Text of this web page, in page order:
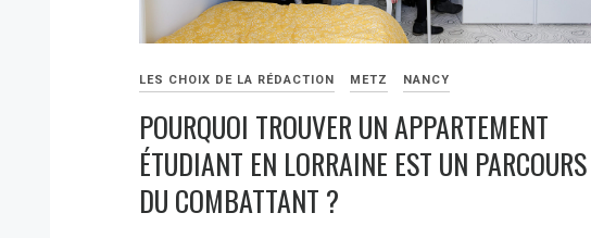
LES CHOIX DE LA RÉDACTION METZ NANCY
POURQUOI TROUVER UN APPARTEMENT
ÉTUDIANT EN LORRAINE EST UN PARCOURS
DU COMBATTANT ?